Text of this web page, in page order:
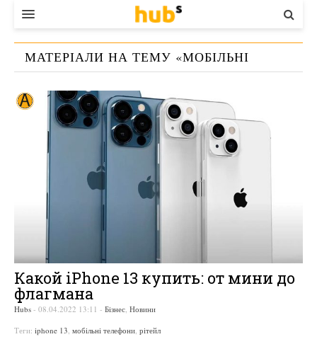
ВЛАДА
ЕКОНОМІКА
БІЗНЕС
СТАРТЕР
КОНТАКТИ
МАТЕРІАЛИ НА ТЕМУ «МОБІЛЬНІ
Какой iPhone 13 купить: от мини до
флагмана
Hubs - 08.04.2022 13:11 - Бізнес Новини
Теги: iphone 13 мобільні телефони рітейл